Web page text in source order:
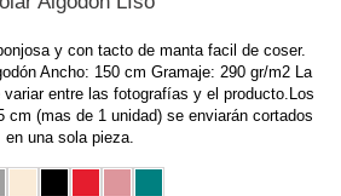
y con tacto de manta facil de coser.
Ancho: 150 cm Gramaje: 290 gr/m2 La
entre las fotografías y el producto.Los
cm (mas de 1 unidad) se enviarán cortados
en una sola pieza.